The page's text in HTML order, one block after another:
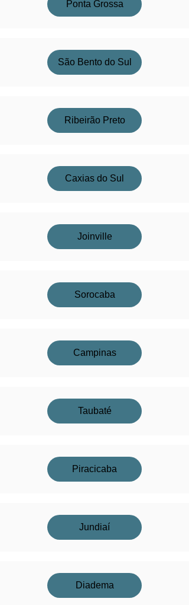
Ponta Grossa
São Bento do Sul
Ribeirão Preto
Caxias do Sul
Joinville
Sorocaba
Campinas
Taubaté
Piracicaba
Jundiaí
Diadema